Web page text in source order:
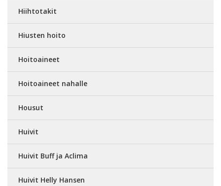
Hiihtotakit
Hiusten hoito
Hoitoaineet
Hoitoaineet nahalle
Housut
Huivit
Huivit Buff ja Aclima
Huivit Helly Hansen